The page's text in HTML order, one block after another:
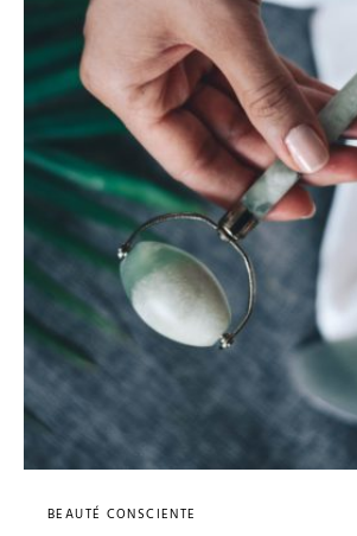
BEAUTÉ CONSCIENTE